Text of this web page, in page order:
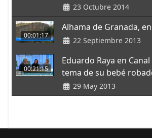
23 Octubre 2014
00:01:17
Alhama de Granada,
22 Septiembre 2013
00:21:15
Eduardo Raya en
tema de su bebé
29 May 2013